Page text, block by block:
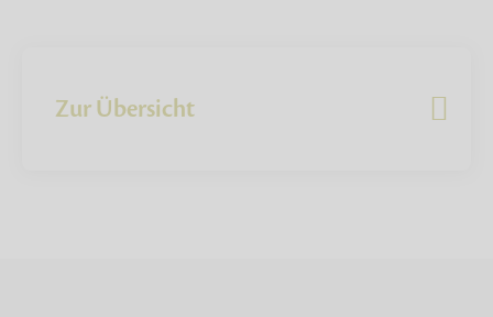
Zur Übersicht